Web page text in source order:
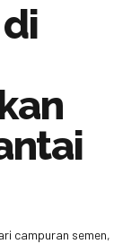
campuran semen,